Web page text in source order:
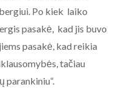
Po kiek laiko
pasakė, kad jis buvo
pasakė, kad reikia
tačiau
parankiniu“.